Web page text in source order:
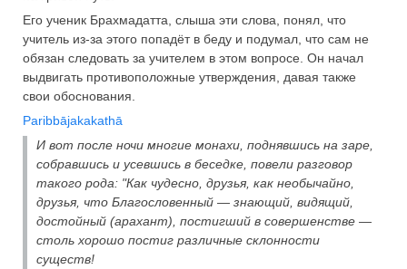
Его ученик Брахмадатта, слыша эти слова, понял, что
учитель из-за этого попадёт в беду и подумал, что сам не
обязан следовать за учителем в этом вопросе. Он начал
выдвигать противоположные утверждения, давая также
свои обоснования.
Paribbājakakathā
И вот после ночи многие монахи, поднявшись на заре,
собравшись и усевшись в беседке, повели разговор
такого рода: "Как чудесно, друзья, как необычайно,
друзья, что Благословенный — знающий, видящий,
достойный (арахант), постигший в совершенстве —
столь хорошо постиг различные склонности
существ!